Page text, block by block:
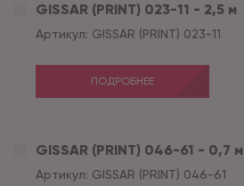
GISSAR (PRINT) 023-11 - 2,5 м
Артикул: GISSAR (PRINT) 023-11
ПОДРОБНЕЕ
GISSAR (PRINT) 046-61 - 0,7 м
Артикул: GISSAR (PRINT) 046-61